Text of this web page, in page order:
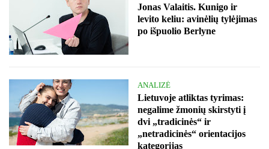
Jonas Valaitis. Kunigo ir
levito keliu: avinėlių tylėjimas
po išpuolio Berlyne
ANALIZĖ
Lietuvoje atliktas tyrimas:
negalime žmonių skirstyti į
dvi „tradicinės“ ir
„netradicinės“ orientacijos
kategorijas